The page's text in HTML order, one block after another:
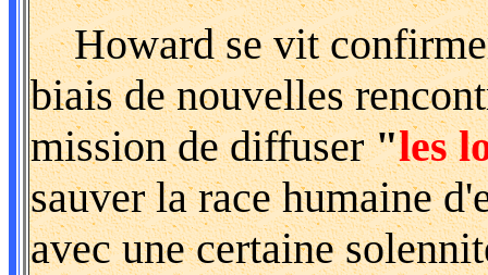
Howard se vit confirmer
biais de nouvelles
mission de diffuser"les
sauver la race humaine
avec une certaine